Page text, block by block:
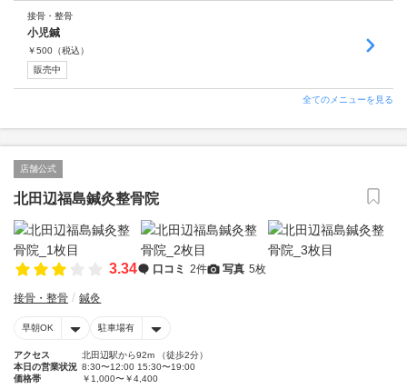
接骨・整骨
小児鍼
￥500 （税込）
販売中
全てのメニューを見る
店舗公式
北田辺福島鍼灸整骨院
3.34 口コミ 2件 写真 5枚
接骨・整骨 鍼灸
早朝OK 駐車場有
アクセス
北田辺駅から92m （徒歩2分）
本日の営業状況 8:30〜12:00 15:30〜19:00
価格帯
￥1,000〜￥4,400